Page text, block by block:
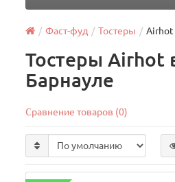
Фаст-фуд Тостеры Airhot
Тостеры Airhot
Барнауле
Сравнение товаров (0)